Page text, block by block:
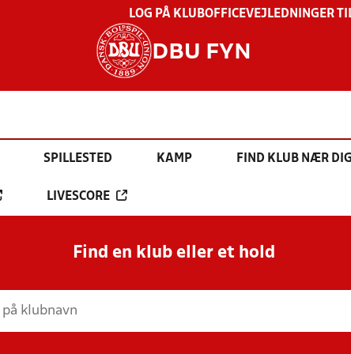
LOG PÅ KLUBOFFICEVEJLEDNINGER
DBU FYN
SPILLESTED KAMP FIND KLUB NÆR
LIVESCORE
Find en klub eller et hold